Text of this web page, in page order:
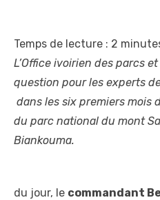
Temps de lecture : 2
L’Office ivoirien des parcs
question pour les experts
dans les six premiers mois
du parc national du mont
Biankouma.
du jour, le commandant